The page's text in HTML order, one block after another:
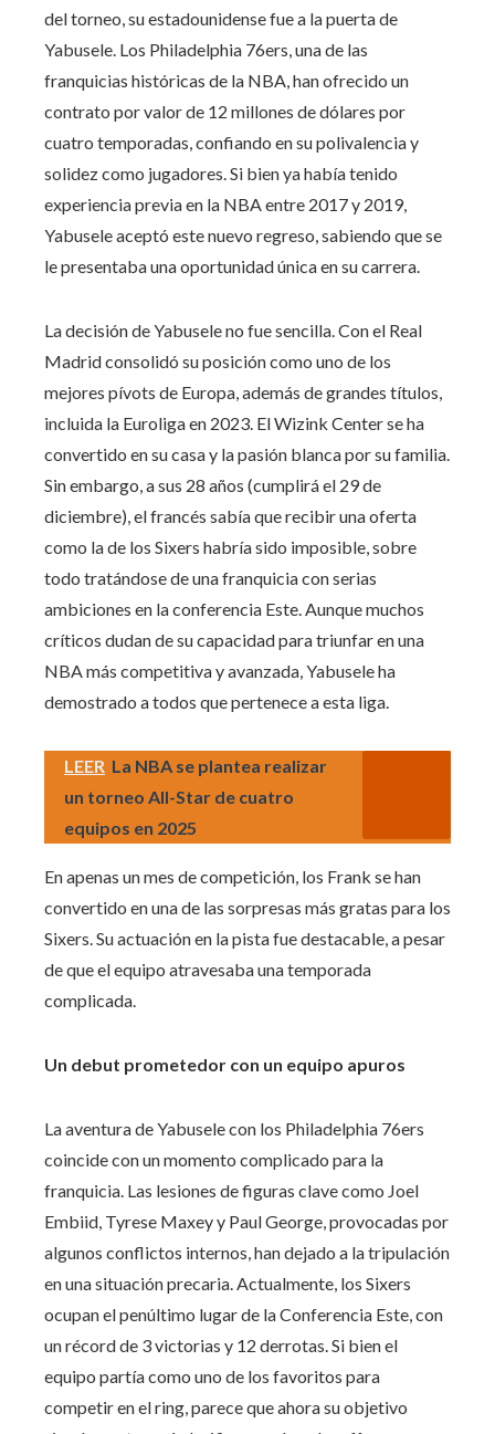
del torneo, su estadounidense fue a la puerta de
Yabusele. Los Philadelphia 76ers, una de las
franquicias históricas de la NBA, han ofrecido un
contrato por valor de 12 millones de dólares por
cuatro temporadas, confiando en su polivalencia y
solidez como jugadores. Si bien ya había tenido
experiencia previa en la NBA entre 2017 y 2019,
Yabusele aceptó este nuevo regreso, sabiendo que se
le presentaba una oportunidad única en su carrera.
La decisión de Yabusele no fue sencilla. Con el Real
Madrid consolidó su posición como uno de los
mejores pívots de Europa, además de grandes títulos,
incluida la Euroliga en 2023. El Wizink Center se ha
convertido en su casa y la pasión blanca por su familia.
Sin embargo, a sus 28 años (cumplirá el 29 de
diciembre), el francés sabía que recibir una oferta
como la de los Sixers habría sido imposible, sobre
todo tratándose de una franquicia con serias
ambiciones en la conferencia Este. Aunque muchos
críticos dudan de su capacidad para triunfar en una
NBA más competitiva y avanzada, Yabusele ha
demostrado a todos que pertenece a esta liga.
LEER La NBA se plantea realizar
un torneo All-Star de cuatro
equipos en 2025
En apenas un mes de competición, los Frank se han
convertido en una de las sorpresas más gratas para los
Sixers. Su actuación en la pista fue destacable, a pesar
de que el equipo atravesaba una temporada
complicada.
Un debut prometedor con un equipo apuros
La aventura de Yabusele con los Philadelphia 76ers
coincide con un momento complicado para la
franquicia. Las lesiones de figuras clave como Joel
Embiid, Tyrese Maxey y Paul George, provocadas por
algunos conflictos internos, han dejado a la tripulación
en una situación precaria. Actualmente, los Sixers
ocupan el penúltimo lugar de la Conferencia Este, con
un récord de 3 victorias y 12 derrotas. Si bien el
equipo partía como uno de los favoritos para
competir en el ring, parece que ahora su objetivo